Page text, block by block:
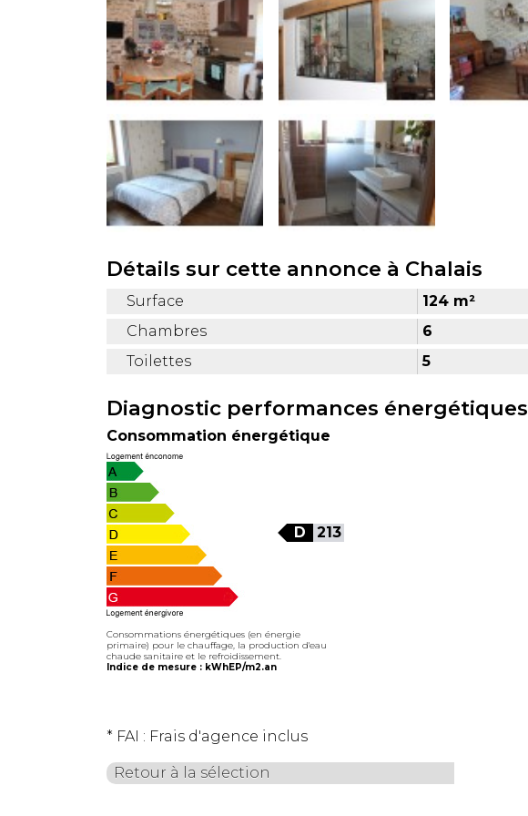
Détails sur cette annonce à Chalais
Surface 124 m²
Chambres
6
Toilettes
5
Diagnostic performances énergétiques
Consommation énergétique
213
D
Consommations énergétiques (en énergie
primaire) pour le chauffage, la production d'eau
chaude sanitaire et le refroidissement.
Indice de mesure : kWhEP/m2.an
* FAI : Frais d'agence inclus
Retour à la sélection